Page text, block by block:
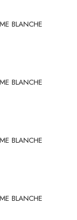
BLANCHE
BLANCHE
BLANCHE
BLANCHE